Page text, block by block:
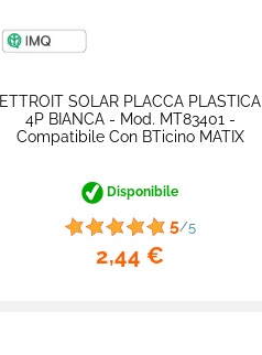
ETTROIT SOLAR PLACCA PLASTICA
4P BIANCA - Mod. MT83401 -
Compatibile Con BTicino MATIX
Disponibile
5/5
2,44 €